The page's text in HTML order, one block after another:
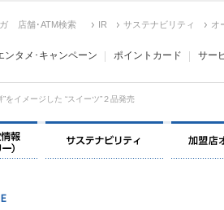
店舗･ATM検索 IR サステナビリティ オ
ンタメ･キャンペーン ポイントカード サー
”をイメージした “スイーツ”２品発売